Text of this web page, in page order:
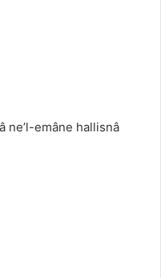
ne’l-emâne hallisnâ